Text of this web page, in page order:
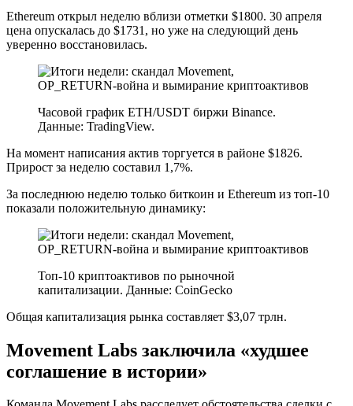
Ethereum открыл неделю вблизи отметки $1800. 30 апреля
цена опускалась до $1731, но уже на следующий день
уверенно восстановилась.
Часовой график ETH/USDT биржи Binance.
Данные: TradingView.
На момент написания актив торгуется в районе $1826.
Прирост за неделю составил 1,7%.
За последнюю неделю только биткоин и Ethereum из топ-10
показали положительную динамику:
Топ-10 криптоактивов по рыночной
капитализации. Данные: CoinGecko
Общая капитализация рынка составляет $3,07 трлн.
Movement Labs заключила «худшее
соглашение в истории»